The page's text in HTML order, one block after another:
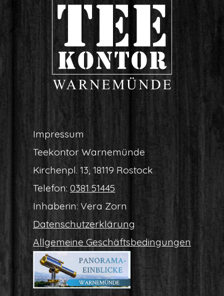
Impres­sum
Tee­kon­tor Warnemünde
Kir­chen­pl. 13, 18119 Rostock
Tele­fon: 0381 51445
Inha­be­rin: Vera Zorn
Daten­schutz­er­klä­rung
All­ge­mei­ne Geschäftsbedingungen